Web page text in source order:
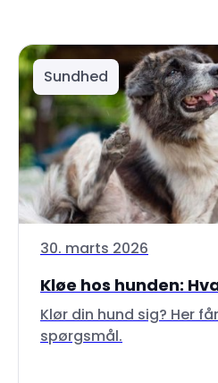
Sundhed
30. marts 2026
Kløe hos hunden:
Klør din hund sig? Her
spørgsmål.